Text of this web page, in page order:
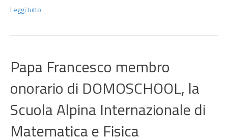
Leggi tutto
Papa Francesco membro
onorario di DOMOSCHOOL, la
Scuola Alpina Internazionale di
Matematica e Fisica